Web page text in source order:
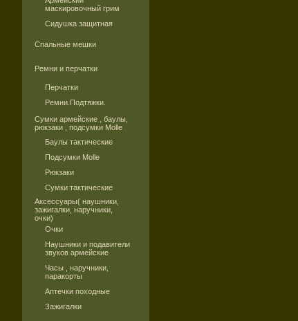
маскировочный грим
Сидушка защитная
Спальные мешки
Ремни и перчатки
Перчатки
Ремни.Подтяжки.
Сумки армейские , баулы,
рюкзаки , подсумки Molle
Баулы тактические
Подсумки Molle
Рюкзаки
Сумки тактические
Аксессуары( наушники,
зажигалки, наручники,
очки)
Очки
Наушники и подавители
звуков армейские
Часы , наручники,
паракорты
Аптечки походные
Зажигалки